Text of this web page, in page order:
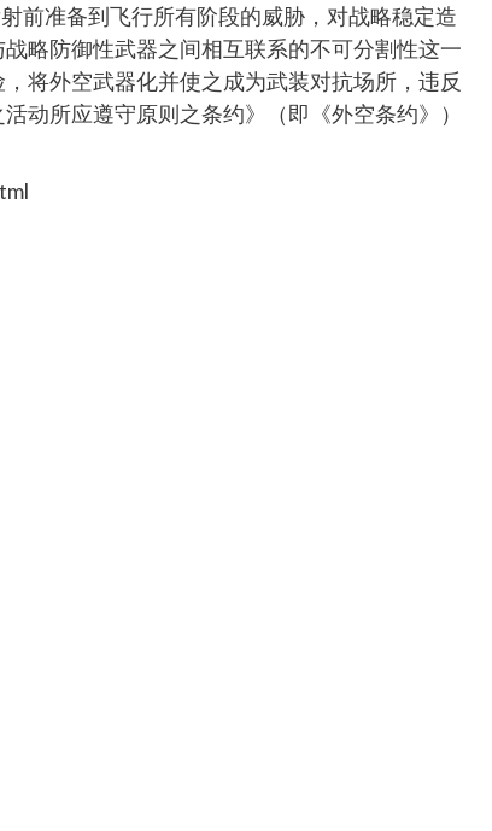
前准备到飞行所有阶段的威胁，对战略稳定造
略防御性武器之间相互联系的不可分割性这一
将外空武器化并使之成为武装对抗场所，违反
动所应遵守原则之条约》（即《外空条约》）